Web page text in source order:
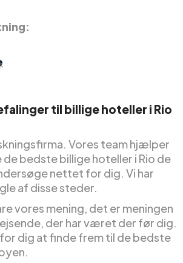
til billige hoteller i Rio
Vores team hjælper
bedste billige hoteller i Rio de
nettet for dig. Vi har
af disse steder.
vores mening, det er meningen
der har været der før dig.
dig at finde frem til de bedste